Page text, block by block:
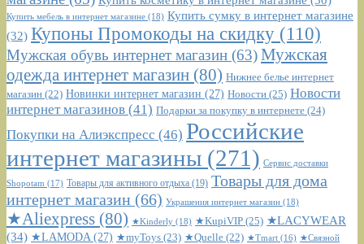
Купить мебель в интернет магазине (18) Купить сумку в интернет магазине
(32) Купоны Промокоды на скидку (110)
Мужская обувь интернет магазин (63)Мужская
одежда интернет магазин (80) Нижнее белье интернет
магазин (22) Новинки интернет магазин (27) Новости (25) Новости
интернет магазинов (41) Подарки за покупку в интернете (24)
Покупки на Алиэкспресс (46) Российские
интернет магазины (271) Сервис доставки
Shopotam (17) Товары для активного отдыха (19) Товары для дома
интернет магазин (66) Украшения интернет магазин (18)
★Aliexpress (80) ★Kinderly (18) ★KupiVIP (25) ★LACYWEAR
(34) ★LAMODA (27) ★myToys (23) ★Quelle (22) ★Tmart (16) ★Связной